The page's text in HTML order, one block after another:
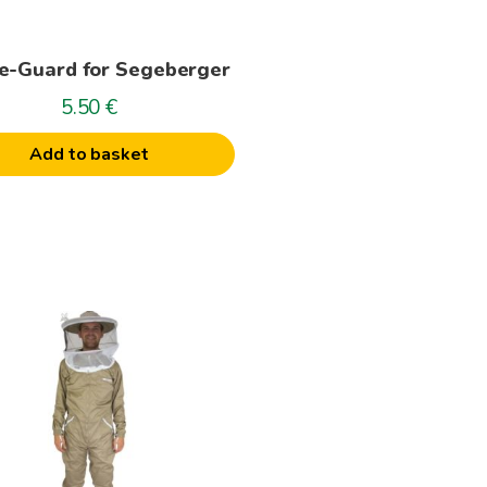
Guard for Segeberger
5.50 €
Add to basket